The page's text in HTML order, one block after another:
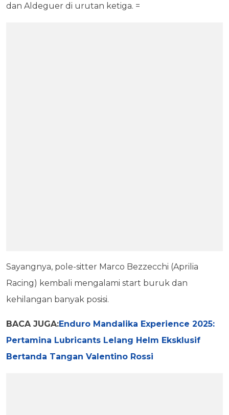
dan Aldeguer di urutan ketiga. =
Sayangnya, pole-sitter Marco Bezzecchi (Aprilia
Racing) kembali mengalami start buruk dan
kehilangan banyak posisi.
BACA JUGA:Enduro Mandalika Experience 2025:
Pertamina Lubricants Lelang Helm Eksklusif
Bertanda Tangan Valentino Rossi